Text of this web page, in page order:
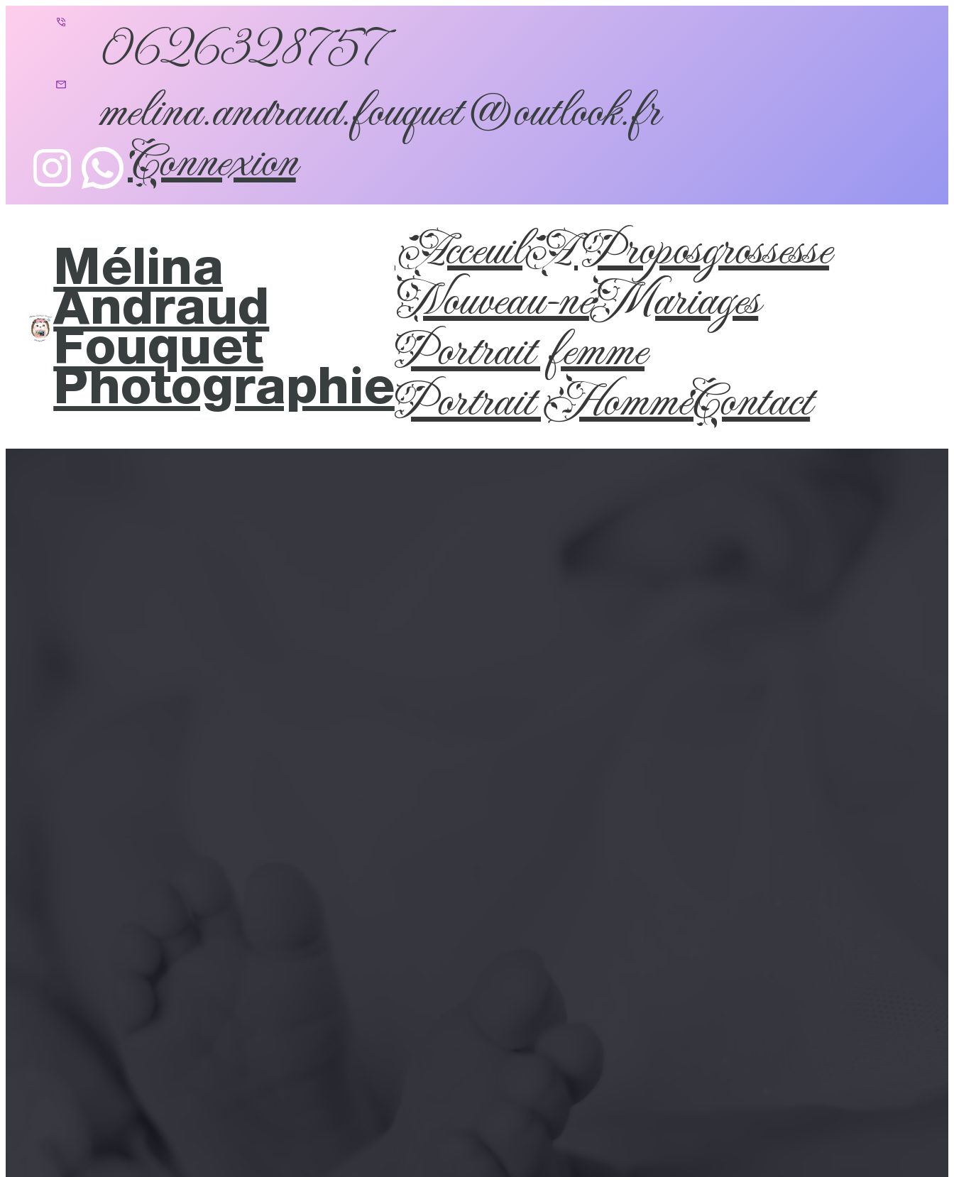
0626328757
melina.andraud.fouquet@outlook.fr
Connexion
Mélina
Andraud
Fouquet
Photographie
AcceuilA Proposgrossesse
Nouveau-néMariages
Portrait femme
Portrait HommeContact